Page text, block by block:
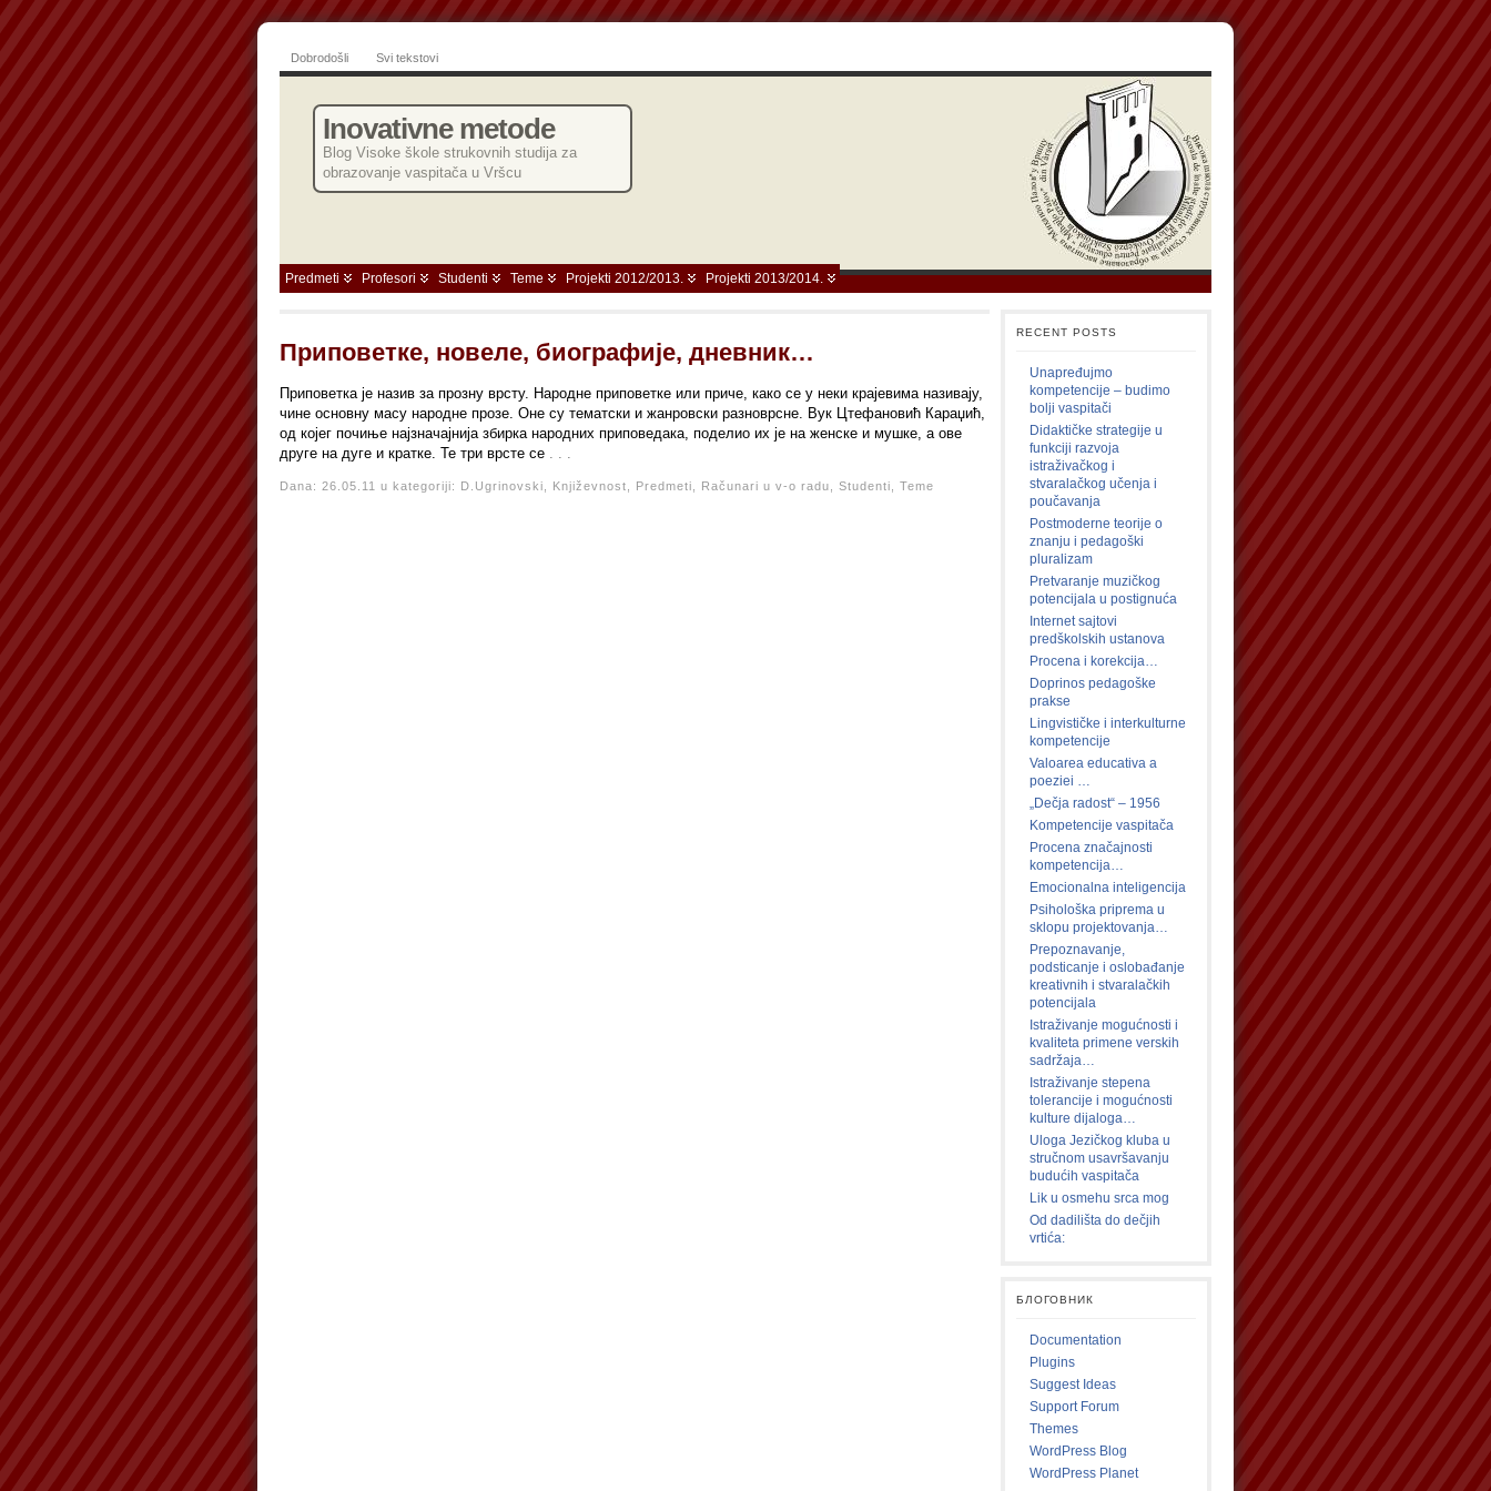
Dobrodošli Svi tekstovi
Inovativne metode
Blog Visoke škole strukovnih studija za
obrazovanje vaspitača u Vršcu
Predmeti Profesori Studenti Teme Projekti 2012/2013. Projekti 2013/2014.
Приповетке, новеле, биографије, дневник…
Приповетка је назив за прозну врсту. Народне приповетке или приче, како се у неки крајевима називају,
чине основну масу народне прозе. Оне су тематски и жанровски разноврсне. Вук Цтефановић Караџић,
од којег почиње најзначајнија збирка народних приповедака, поделио их је на женске и мушке, а ове
друге на дуге и кратке. Те три врсте се . . .
Dana: 26.05.11 u kategoriji: D.Ugrinovski, Književnost, Predmeti, Računari u v-o radu, Studenti, Teme
RECENT POSTS
Unapređujmo
kompetencije – budimo
bolji vaspitači
Didaktičke strategije u
funkciji razvoja
istraživačkog i
stvaralačkog učenja i
poučavanja
Postmoderne teorije o
znanju i pedagoški
pluralizam
Pretvaranje muzičkog
potencijala u postignuća
Internet sajtovi
predškolskih ustanova
Procena i korekcija…
Doprinos pedagoške
prakse
Lingvističke i interkulturne
kompetencije
Valoarea educativa a
poeziei …
„Dečja radost“ – 1956
Kompetencije vaspitača
Procena značajnosti
kompetencija…
Emocionalna inteligencija
Psihološka priprema u
sklopu projektovanja…
Prepoznavanje,
podsticanje i oslobađanje
kreativnih i stvaralačkih
potencijala
Istraživanje mogućnosti i
kvaliteta primene verskih
sadržaja…
Istraživanje stepena
tolerancije i mogućnosti
kulture dijaloga…
Uloga Jezičkog kluba u
stručnom usavršavanju
budućih vaspitača
Lik u osmehu srca mog
Od dadilišta do dečjih
vrtića:
БЛОГОВНИК
Documentation
Plugins
Suggest Ideas
Support Forum
Themes
WordPress Blog
WordPress Planet